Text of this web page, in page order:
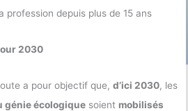
profession depuis plus de 15 ans
2030
a pour objectif que, d’ici 2030, les
génie écologique soient mobilisés